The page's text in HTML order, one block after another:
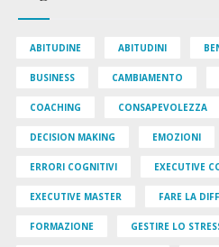
ABITUDINE ABITUDINI
BUSINESS CAMBIAMENTO
COACHING CONSAPEVOLEZZA
DECISION MAKING EMOZIONI
ERRORI COGNITIVI EXECUTIVE
EXECUTIVE MASTER FARE LA
FORMAZIONE GESTIRE LO